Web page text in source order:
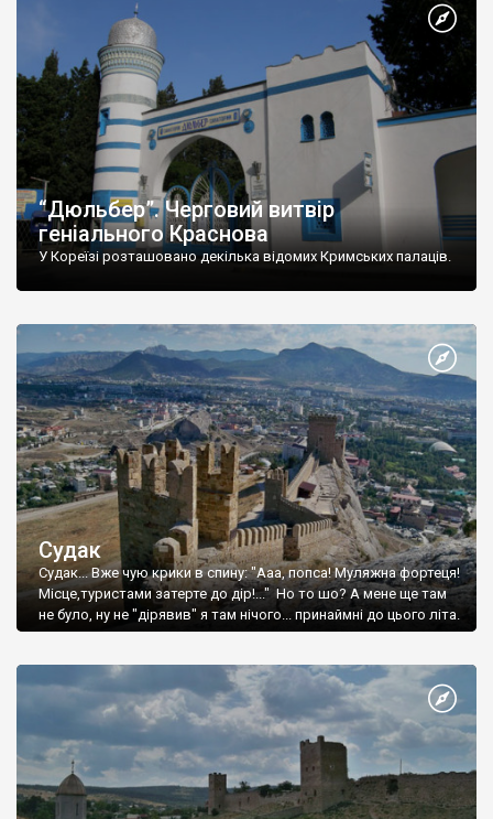
“Дюльбер”. Черговий витвір
геніального Краснова
У Кореїзі розташовано декілька відомих Кримських палаців.
Судак
Судак... Вже чую крики в спину: "Ааа, попса! Муляжна фортеця!
Місце,туристами затерте до дір!..." Но то шо? А мене ще там
не було, ну не "дірявив" я там нічого... принаймні до цього літа.